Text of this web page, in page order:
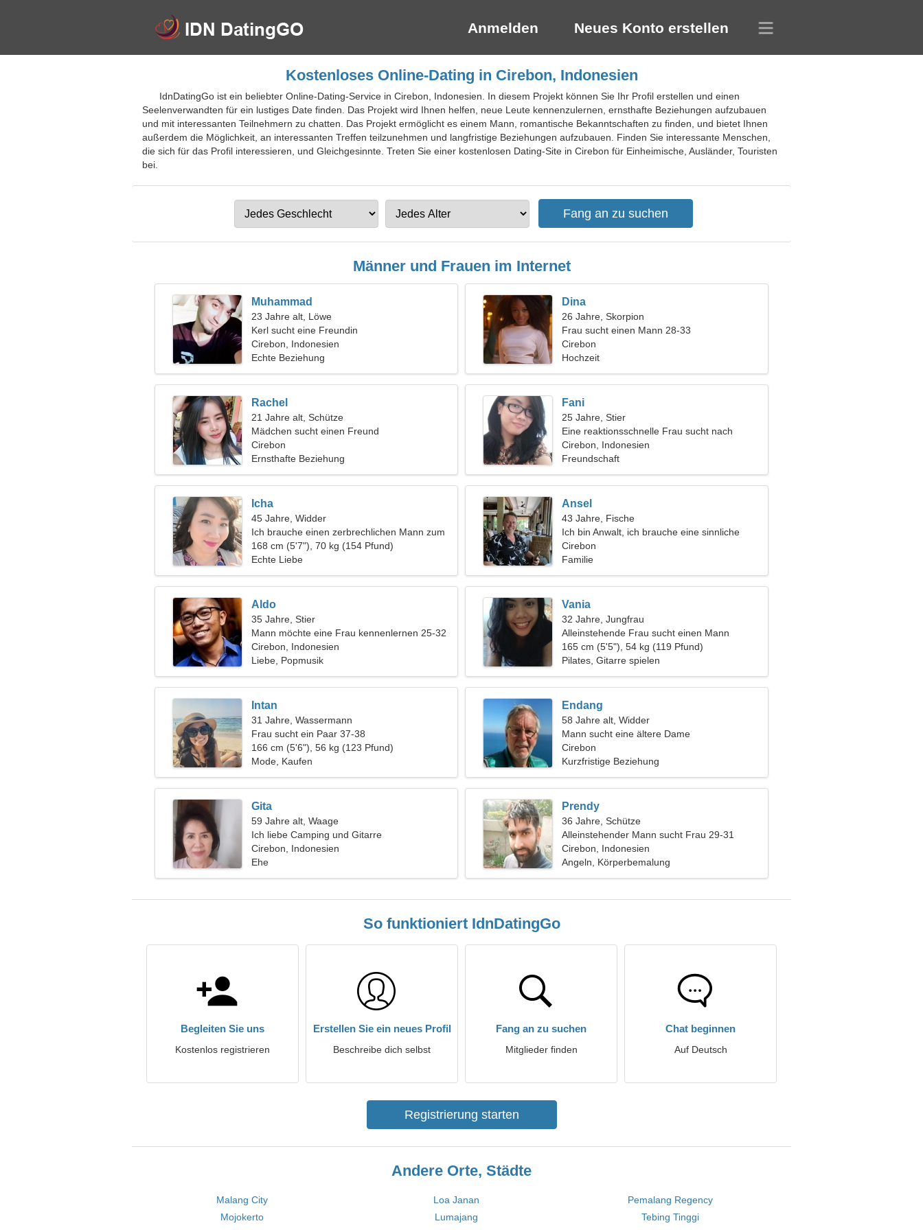
Anmelden Neues Konto erstellen
Kostenloses Online-Dating in Cirebon, Indonesien
IdnDatingGo ist ein beliebter Online-Dating-Service in Cirebon, Indonesien. In diesem Projekt können Sie Ihr Profil erstellen und einen
Seelenverwandten für ein lustiges Date finden. Das Projekt wird Ihnen helfen, neue Leute kennenzulernen, ernsthafte Beziehungen aufzubauen
und mit interessanten Teilnehmern zu chatten. Das Projekt ermöglicht es einem Mann, romantische Bekanntschaften zu finden, und bietet Ihnen
außerdem die Möglichkeit, an interessanten Treffen teilzunehmen und langfristige Beziehungen aufzubauen. Finden Sie interessante Menschen,
die sich für das Profil interessieren, und Gleichgesinnte. Treten Sie einer kostenlosen Dating-Site in Cirebon für Einheimische, Ausländer, Touristen
bei.
Männer und Frauen im Internet
Muhammad
23 Jahre alt, Löwe
Kerl sucht eine Freundin
Cirebon, Indonesien
Echte Beziehung
Dina
26 Jahre, Skorpion
Frau sucht einen Mann 28-33
Cirebon
Hochzeit
Rachel
21 Jahre alt, Schütze
Mädchen sucht einen Freund
Cirebon
Ernsthafte Beziehung
Fani
25 Jahre, Stier
Eine reaktionsschnelle Frau sucht nach
jemandem wie Ihnen
Cirebon, Indonesien
Freundschaft
Icha
45 Jahre, Widder
Ich brauche einen zerbrechlichen Mann zum
Skifahren
168 cm (5'7"), 70 kg (154 Pfund)
Echte Liebe
Ansel
43 Jahre, Fische
Ich bin Anwalt, ich brauche eine sinnliche
Frau
Cirebon
Familie
Aldo
35 Jahre, Stier
Mann möchte eine Frau kennenlernen 25-32
Cirebon, Indonesien
Liebe, Popmusik
Vania
32 Jahre, Jungfrau
Alleinstehende Frau sucht einen Mann
165 cm (5'5"), 54 kg (119 Pfund)
Pilates, Gitarre spielen
Intan
31 Jahre, Wassermann
Frau sucht ein Paar 37-38
166 cm (5'6"), 56 kg (123 Pfund)
Mode, Kaufen
Endang
58 Jahre alt, Widder
Mann sucht eine ältere Dame
Cirebon
Kurzfristige Beziehung
Gita
59 Jahre alt, Waage
Ich liebe Camping und Gitarre
Cirebon, Indonesien
Ehe
Prendy
36 Jahre, Schütze
Alleinstehender Mann sucht Frau 29-31
Cirebon, Indonesien
Angeln, Körperbemalung
So funktioniert IdnDatingGo
Begleiten Sie uns
Kostenlos registrieren
Erstellen Sie ein neues Profil
Beschreibe dich selbst
Fang an zu suchen
Mitglieder finden
Chat beginnen
Auf Deutsch
Registrierung starten
Andere Orte, Städte
Malang City Loa Janan
Pemalang Regency
Mojokerto
Lumajang
Tebing Tinggi